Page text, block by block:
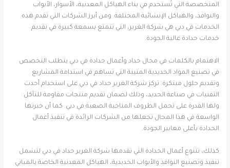
المتخصصة التي تُستخدم في بناء الهياكل المعدنية، الأسوار، الأبواب
والنوافذ، والهياكل الإنشائية المختلفة. ومن أبرز الشركات التي تقدم هذه
الخدمات في دبي هي شركة الغرير، التي تتمتع بسمعة كبيرة في تقديم
خدمات حدادة عالية الجودة.
الاهتمام بالكلمات في مجال حداد وأعمال حدادة في دبي يتطلب التخصص
في تصنيع المواد الحديدية المتينة التي تساهم في استدامة المشاريع
وتقديم حلول مبتكرة. تركز شركة الغرير حداد في دبي على استخدام أحدث
التقنيات في صناعة الحديد، وذلك لضمان تقديم منتجات مقاومة للتآكل
ولها القدرة على تحمل الظروف المناخية الصعبة في دبي. كما أن خبرتها
الواسعة في هذا المجال تجعلها من الشركات الرائدة في تنفيذ أعمال
الحدادة بأعلى معايير الجودة.
كذلك، تتنوع أعمال الحدادة التي تقدمها شركة الغرير حداد في دبي لتشمل
تنفيذ وتصنيع النوافذ والأبواب الحديدية، الهياكل المعدنية الخاصة بالمباني